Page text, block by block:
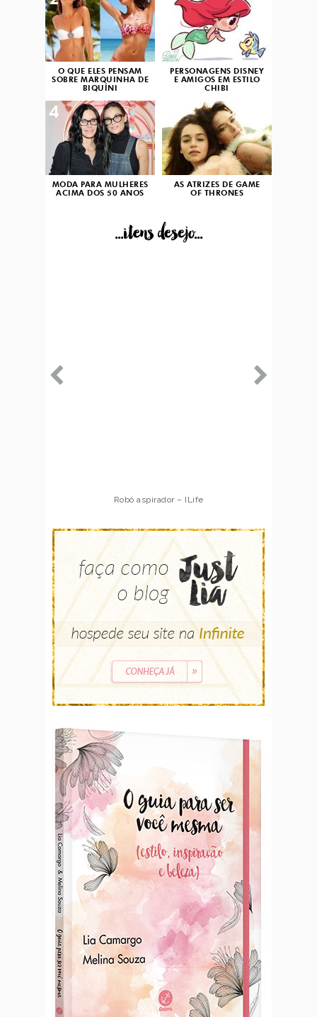
O QUE ELES PENSAM
SOBRE MARQUINHA DE
BIQUÍNI
PERSONAGENS DISNEY
E AMIGOS EM ESTILO
CHIBI
MODA PARA MULHERES
ACIMA DOS 50 ANOS
4
AS ATRIZES DE GAME
OF THRONES
...itens desejo...
Robô aspirador – ILife